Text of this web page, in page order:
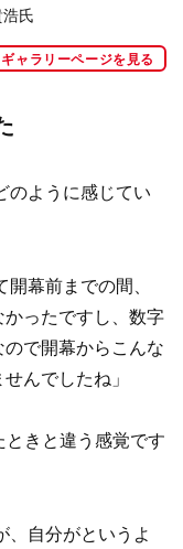
氏
ギャラリーページを見る
のように感じてい
幕前までの間、
ったですし、数字
で開幕からこんな
んでしたね」
きと違う感覚です
、自分がというよ